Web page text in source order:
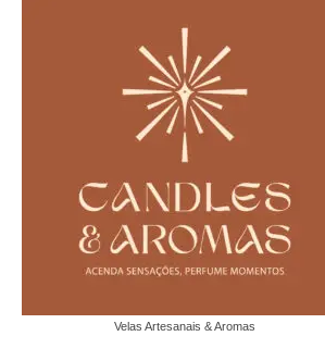
Velas Artesanais & Aromas